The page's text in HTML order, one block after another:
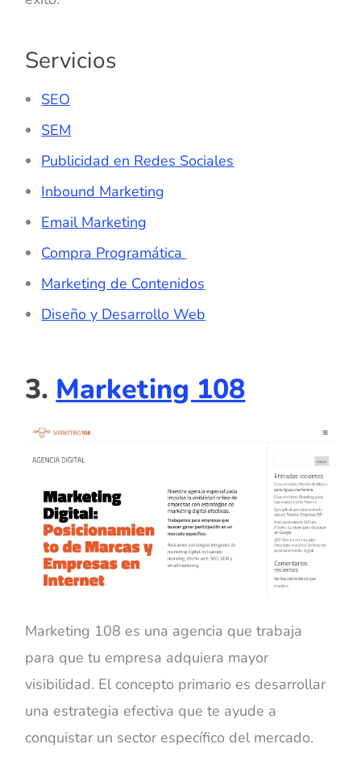
Servicios
SEO
SEM
Publicidad en Redes Sociales
Inbound Marketing
Email Marketing
Compra Programática
Marketing de Contenidos
Diseño y Desarrollo Web
3. Marketing 108
Marketing 108 es una agencia que trabaja
para que tu empresa adquiera mayor
visibilidad. El concepto primario es desarrollar
una estrategia efectiva que te ayude a
conquistar un sector específico del mercado.